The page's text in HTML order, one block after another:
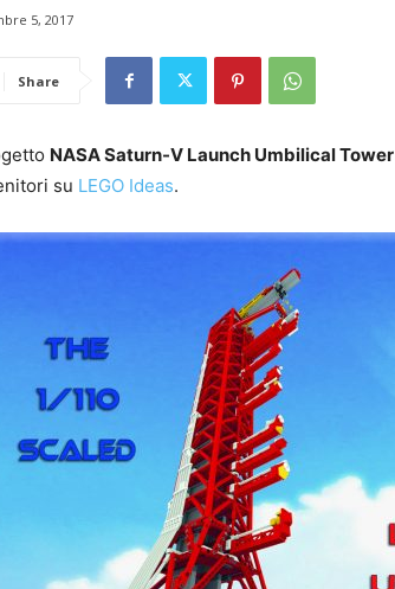
5, 2017
Share
NASA Saturn-V Launch Umbilical Tower
su LEGO Ideas.